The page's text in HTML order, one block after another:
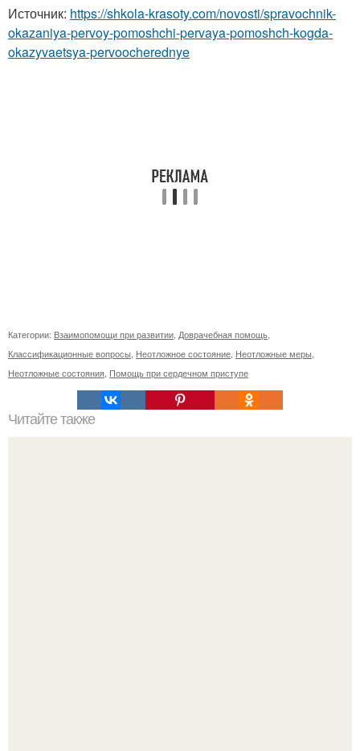
Источник: https://shkola-krasoty.com/novosti/spravochnik-
okazaniya-pervoy-pomoshchi-pervaya-pomoshch-kogda-
okazyvaetsya-pervoocherednye
Категории: Взаимопомощи при развитии Доврачебная помощь
Классификационные вопросы Неотложное состояние Неотложные меры
Неотложные состояния Помощь при сердечном приступе
Читайте также